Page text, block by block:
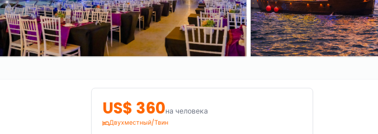
US$ 360на человека
Двухместный/Твин